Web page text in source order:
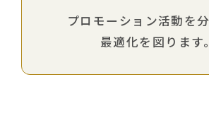
プロモーション活動を分
最適化を図ります。